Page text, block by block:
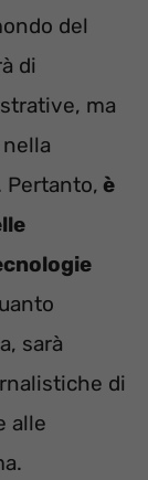
del
di
ma
Pertanto, è
sarà
di
alle